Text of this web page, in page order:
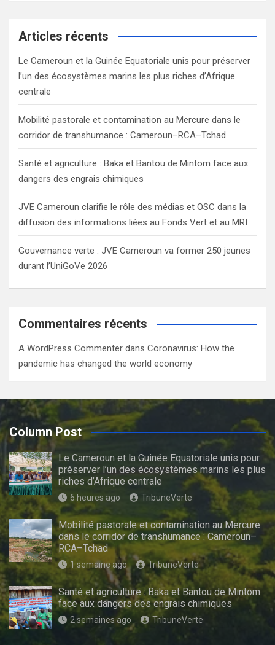
a
c
Articles récents
Le Cameroun et la Guinée Equatoriale unis pour préserver
l’un des écosystèmes marins les plus riches d’Afrique
centrale
Mobilité pastorale et contamination au Mercure dans le
corridor de transhumance : Cameroun–RCA–Tchad
Santé et agriculture : Baka et Bantou de Mintom face aux
dangers des engrais chimiques
JVE Cameroun clarifie le rôle des médias et OSC dans la
diffusion des informations liées au Fonds Vert et au MRI
Gouvernance verte : JVE Cameroun va former 250 jeunes
durant l’UniGoVe 2026
Commentaires récents
A WordPress Commenter dans Coronavirus: How the
pandemic has changed the world economy
Column Post
Le Cameroun et la Guinée Equatoriale unis pour
préserver l’un des écosystèmes marins les plus
riches d’Afrique centrale
6 heures ago TribuneVerte
Mobilité pastorale et contamination au Mercure
dans le corridor de transhumance : Cameroun–
RCA–Tchad
1 semaine ago TribuneVerte
Santé et agriculture : Baka et Bantou de Mintom
face aux dangers des engrais chimiques
2 semaines ago TribuneVerte